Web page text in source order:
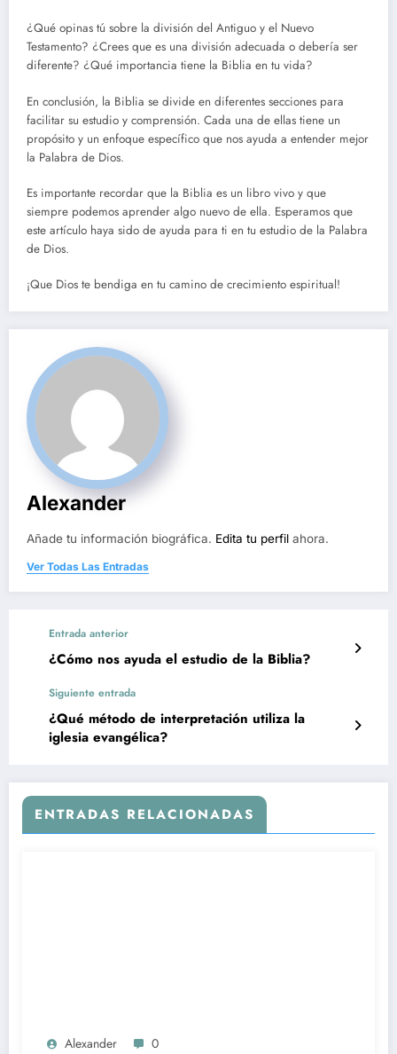
¿Qué opinas tú sobre la división del Antiguo y el Nuevo
Testamento? ¿Crees que es una división adecuada o debería ser
diferente? ¿Qué importancia tiene la Biblia en tu vida?
En conclusión, la Biblia se divide en diferentes secciones para
facilitar su estudio y comprensión. Cada una de ellas tiene un
propósito y un enfoque específico que nos ayuda a entender mejor
la Palabra de Dios.
Es importante recordar que la Biblia es un libro vivo y que
siempre podemos aprender algo nuevo de ella. Esperamos que
este artículo haya sido de ayuda para ti en tu estudio de la Palabra
de Dios.
¡Que Dios te bendiga en tu camino de crecimiento espiritual!
Alexander
Añade tu información biográfica. Edita tu perfil ahora.
Ver Todas Las Entradas
Entrada anterior
¿Cómo nos ayuda el estudio de la Biblia?
Siguiente entrada
¿Qué método de interpretación utiliza la
iglesia evangélica?
ENTRADAS RELACIONADAS
Alexander 0